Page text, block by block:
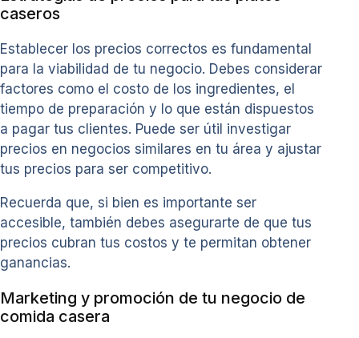
caseros
Establecer los precios correctos es fundamental
para la viabilidad de tu negocio. Debes considerar
factores como el costo de los ingredientes, el
tiempo de preparación y lo que están dispuestos
a pagar tus clientes. Puede ser útil investigar
precios en negocios similares en tu área y ajustar
tus precios para ser competitivo.
Recuerda que, si bien es importante ser
accesible, también debes asegurarte de que tus
precios cubran tus costos y te permitan obtener
ganancias.
Marketing y promoción de tu negocio de
comida casera